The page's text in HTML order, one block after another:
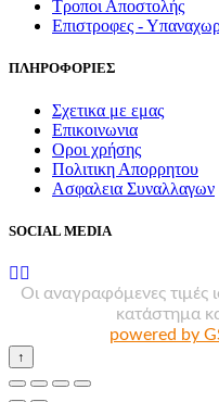
Τροποι Αποστολής
Επιστροφες -
ΠΛΗΡΟΦΟΡΙΕΣ
Σχετικα με εμας
Επικοινωνια
Οροι χρήσης
Πολιτικη Απορρητου
Ασφαλεια Συναλλαγων
SOCIAL MEDIA
Οι αναγραφόμενες τιμές
κατάστημα
powered by
↑